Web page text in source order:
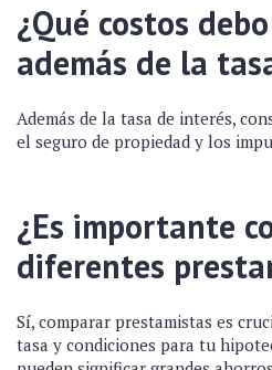
¿Qué costos
además de la
Además de la tasa de interés,
el seguro de propiedad y los
¿Es importante
diferentes
Sí, comparar prestamistas es
tasa y condiciones para tu